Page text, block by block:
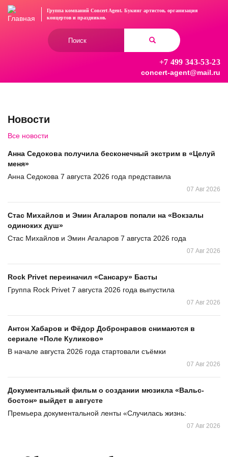
Перейти
Группа компаний Concert Agent. Букинг артистов, организация
концертови праздников.
+7 499 343-53-23
concert-agent@mail.ru
Новости
Все новости
Анна Седокова получила бесконечный экстрим в «Целуй
меня»
Анна Седокова 7 августа 2026 года представила
07 Авг 2026
Стас Михайлов и Эмин Агаларов попали на «Вокзалы
одиноких душ»
Стас Михайлов и Эмин Агаларов 7 августа 2026 года
07 Авг 2026
Rock Privet переиначил «Сансару» Басты
Группа Rock Privet 7 августа 2026 года выпустила
07 Авг 2026
Антон Хабаров и Фёдор Добронравов снимаются в
сериале «Поле Куликово»
В начале августа 2026 года стартовали съёмки
07 Авг 2026
Документальный фильм о создании мюзикла «Вальс-
бостон» выйдет в августе
Премьера документальной ленты «Случилась жизнь:
07 Авг 2026